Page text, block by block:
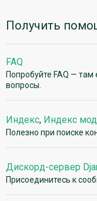
Получить
FAQ
Попробуйте FAQ —
вопросы.
Индекс, Индекс
Полезно при поиске
Дискорд-сервер
Присоединитесь к